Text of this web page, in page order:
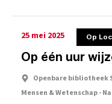
25 mei 2025 Op
Op één uur
Openbare bibliotheek
Mensen & Wetenschap -